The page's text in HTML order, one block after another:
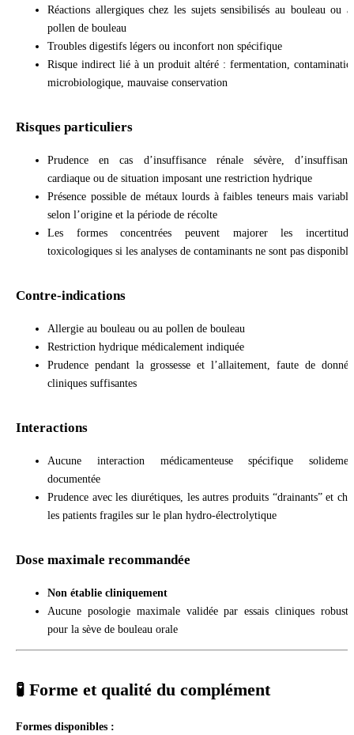
Réactions allergiques chez les sujets sensibilisés au bouleau ou
pollen de bouleau
Troubles digestifs légers ou inconfort non spécifique
Risque indirect lié à un produit altéré : fermentation,
microbiologique, mauvaise conservation
Risques particuliers
Prudence en cas d’insuffisance rénale sévère,
cardiaque ou de situation imposant une restriction hydrique
Présence possible de métaux lourds à faibles teneurs mais
selon l’origine et la période de récolte
Les formes concentrées peuvent majorer les
toxicologiques si les analyses de contaminants ne sont pas
Contre-indications
Allergie au bouleau ou au pollen de bouleau
Restriction hydrique médicalement indiquée
Prudence pendant la grossesse et l’allaitement, faute de
cliniques suffisantes
Interactions
Aucune interaction médicamenteuse spécifique
documentée
Prudence avec les diurétiques, les autres produits “drainants” et
les patients fragiles sur le plan hydro-électrolytique
Dose maximale recommandée
Non établie cliniquement
Aucune posologie maximale validée par essais cliniques
pour la sève de bouleau orale
🧪 Forme et qualité du complément
Formes disponibles :